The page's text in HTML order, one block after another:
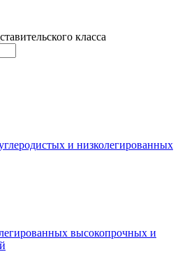
класса
и низколегированных
высокопрочных и